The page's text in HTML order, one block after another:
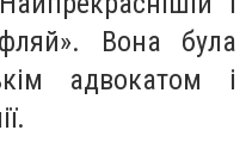
Вона була
адвокатом і